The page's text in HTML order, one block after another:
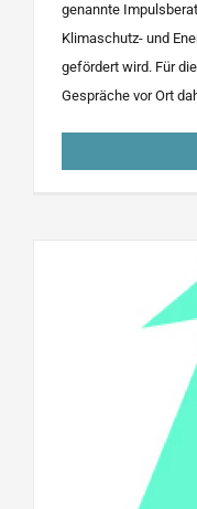
genannte
Klimaschutz- und
gefördert wird. Für
Gespräche vor Ort